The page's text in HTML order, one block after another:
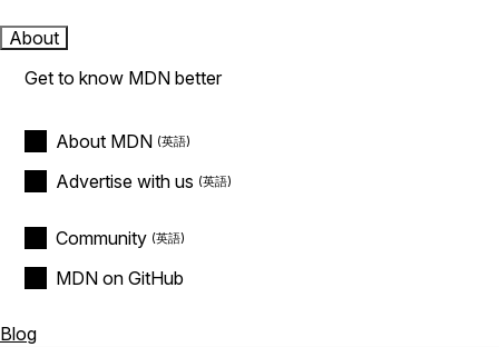
About
Get to know MDN better
About MDN
Advertise with us
Community
MDN on GitHub
Blog